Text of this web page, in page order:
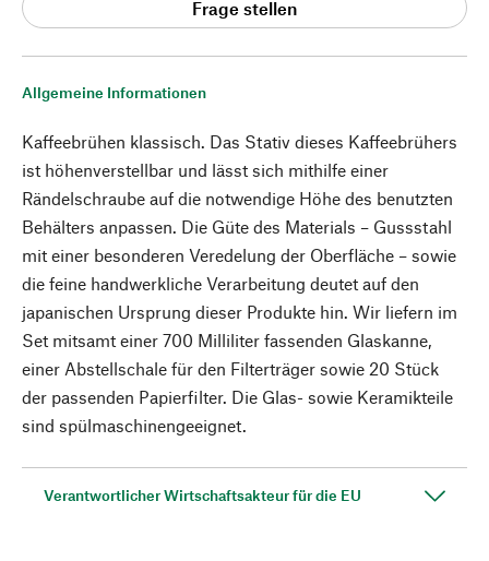
Allgemeine Informationen
Kaffeebrühen klassisch. Das Stativ dieses Kaffeebrühers
ist höhenverstellbar und lässt sich mithilfe einer
Rändelschraube auf die notwendige Höhe des benutzten
Behälters anpassen. Die Güte des Materials – Gussstahl
mit einer besonderen Veredelung der Oberfläche – sowie
die feine handwerkliche Verarbeitung deutet auf den
japanischen Ursprung dieser Produkte hin. Wir liefern im
Set mitsamt einer 700 Milliliter fassenden Glaskanne,
einer Abstellschale für den Filterträger sowie 20 Stück
der passenden Papierfilter. Die Glas- sowie Keramikteile
sind spülmaschinengeeignet.
Verantwortlicher Wirtschaftsakteur für die EU
Frage stellen